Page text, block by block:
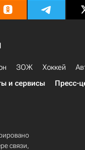
ЗОЖ Хоккей
и сервисы Пресс-
связи,